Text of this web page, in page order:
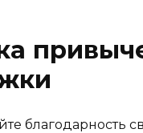
благодарность